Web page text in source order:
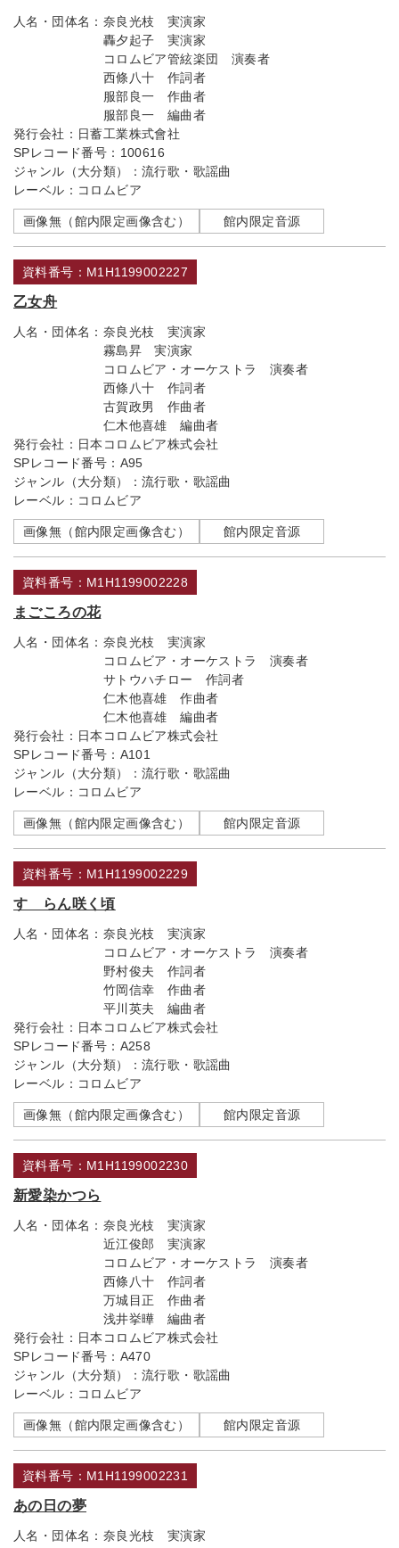
人名・団体名： 奈良光枝 実演家
轟夕起子 実演家
コロムビア管絃楽団 演奏者
西條八十 作詞者
服部良一 作曲者
服部良一 編曲者
発行会社： 日蓄工業株式會社
SPレコード番号： 100616
ジャンル（大分類）： 流行歌・歌謡曲
レーベル： コロムビア
画像無（館内限定画像含む） 館内限定音源
資料番号：M1H1199002227
乙女舟
人名・団体名： 奈良光枝 実演家
霧島昇 実演家
コロムビア・オーケストラ 演奏者
西條八十 作詞者
古賀政男 作曲者
仁木他喜雄 編曲者
発行会社： 日本コロムビア株式会社
SPレコード番号： A95
ジャンル（大分類）： 流行歌・歌謡曲
レーベル： コロムビア
画像無（館内限定画像含む） 館内限定音源
資料番号：M1H1199002228
まごころの花
人名・団体名： 奈良光枝 実演家
コロムビア・オーケストラ 演奏者
サトウハチロー 作詞者
仁木他喜雄 作曲者
仁木他喜雄 編曲者
発行会社： 日本コロムビア株式会社
SPレコード番号： A101
ジャンル（大分類）： 流行歌・歌謡曲
レーベル： コロムビア
画像無（館内限定画像含む） 館内限定音源
資料番号：M1H1199002229
すゞらん咲く頃
人名・団体名： 奈良光枝 実演家
コロムビア・オーケストラ 演奏者
野村俊夫 作詞者
竹岡信幸 作曲者
平川英夫 編曲者
発行会社： 日本コロムビア株式会社
SPレコード番号： A258
ジャンル（大分類）： 流行歌・歌謡曲
レーベル： コロムビア
画像無（館内限定画像含む） 館内限定音源
資料番号：M1H1199002230
新愛染かつら
人名・団体名： 奈良光枝 実演家
近江俊郎 実演家
コロムビア・オーケストラ 演奏者
西條八十 作詞者
万城目正 作曲者
浅井挙曄 編曲者
発行会社： 日本コロムビア株式会社
SPレコード番号： A470
ジャンル（大分類）： 流行歌・歌謡曲
レーベル： コロムビア
画像無（館内限定画像含む） 館内限定音源
資料番号：M1H1199002231
あの日の夢
人名・団体名： 奈良光枝 実演家